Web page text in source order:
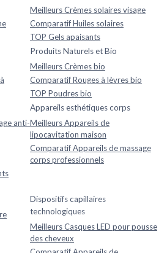
Meilleurs Crèmes solaires visage
Comparatif Huiles solaires
TOP Gels apaisants
Produits Naturels et Bio
Meilleurs Crèmes bio
Comparatif Rouges à lèvres bio
TOP Poudres bio
anti-
Appareils esthétiques corps
Meilleurs Appareils de
lipocavitation maison
Comparatif Appareils de massage
corps professionnels
Dispositifs capillaires
technologiques
Meilleurs Casques LED pour pousse
des cheveux